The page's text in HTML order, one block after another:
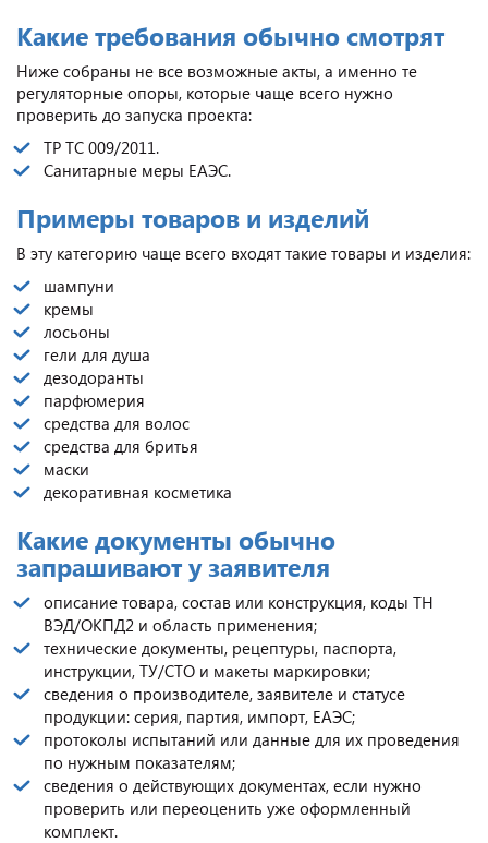
Какие требования обычно смотрят
Ниже собраны не все возможные акты, а именно те
регуляторные опоры, которые чаще всего нужно
проверить до запуска проекта:
ТР ТС 009/2011.
Санитарные меры ЕАЭС.
Примеры товаров и изделий
В эту категорию чаще всего входят такие товары и изделия:
шампуни
кремы
лосьоны
гели для душа
дезодоранты
парфюмерия
средства для волос
средства для бритья
маски
декоративная косметика
Какие документы обычно
запрашивают у заявителя
описание товара, состав или конструкция, коды ТН
ВЭД/ОКПД2 и область применения;
технические документы, рецептуры, паспорта,
инструкции, ТУ/СТО и макеты маркировки;
сведения о производителе, заявителе и статусе
продукции: серия, партия, импорт, ЕАЭС;
протоколы испытаний или данные для их проведения
по нужным показателям;
сведения о действующих документах, если нужно
проверить или переоценить уже оформленный
комплект.